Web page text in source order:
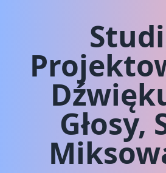
Głosy,